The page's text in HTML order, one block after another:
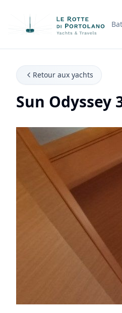
Nom de l'entreprise
Retour aux yachts
Sun Odyssey